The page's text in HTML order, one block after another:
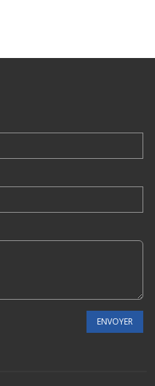
ENVOYER